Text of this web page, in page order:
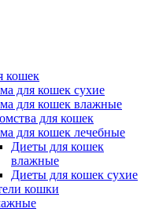
кошек
для кошек сухие
для кошек влажные
для кошек
для кошек лечебные
Диеты для кошек
влажные
Диеты для кошек сухие
кошки